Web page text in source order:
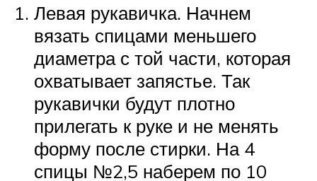
Левая рукавичка. Начнем
вязать спицами меньшего
диаметра с той части, которая
охватывает запястье. Так
рукавички будут плотно
прилегать к руке и не менять
форму после стирки. На 4
спицы №2,5 наберем по 10